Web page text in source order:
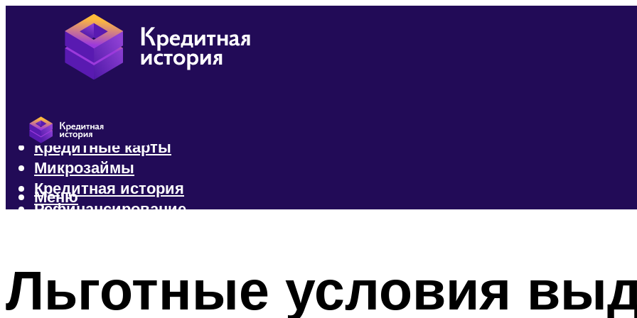
Кредиты
Кредитные карты
Микрозаймы
Кредитная история
Рефинансирование
Меню
Льготные условия